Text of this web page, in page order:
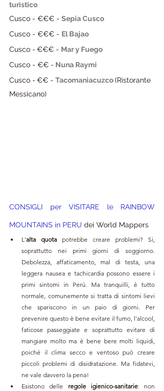
turistico
Cusco - €€€ - Sepia Cusco
Cusco - €€€ - El Bajao
Cusco - €€€ - Mar y Fuego
Cusco - €€ - Nuna Raymi
Cusco - €€ - Tacomaniacuzco (Ristorante
Messicano)
CONSIGLI per VISITARE le RAINBOW
MOUNTAINS in PERU dei World Mappers
L'alta quota potrebbe creare problemi? Si,
soprattutto nei primi giorni di soggiorno.
Debolezza, affaticamento, mal di testa, una
leggera nausea e tachicardia possono essere i
primi sintomi in Perú. Ma tranquilli, è tutto
normale, comunemente si tratta di sintomi lievi
che spariscono in un paio di giorni. Per
prevenire questo è bene evitare il fumo, l'alcool,
faticose passeggiate e soprattutto evitare di
mangiare molto ma è bene bere molti liquidi,
poiché il clima secco e ventoso può creare
piccoli problemi di disidratazione. Ma fidatevi,
ne vale davvero la pena!
Esistono delle regole igienico-sanitarie: non